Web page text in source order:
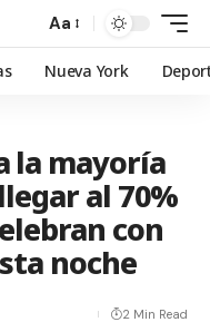
Aa
Nueva York
la mayoría
al 70%
con
noche
2 Min Read